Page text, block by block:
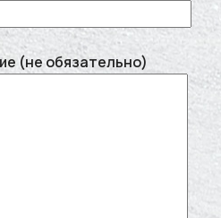
(не обязательно)